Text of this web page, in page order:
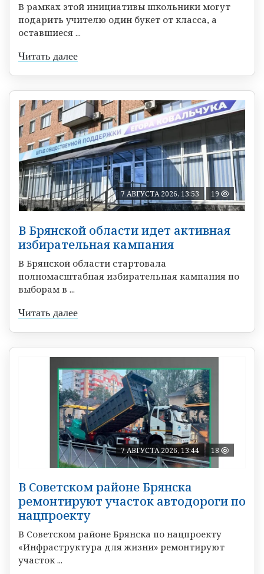
В рамках этой инициативы школьники могут
подарить учителю один букет от класса, а
оставшиеся ...
Читать далее
7 АВГУСТА 2026, 13:53 19
В Брянской области идет активная
избирательная кампания
В Брянской области стартовала
полномасштабная избирательная кампания по
выборам в ...
Читать далее
7 АВГУСТА 2026, 13:44 18
В Советском районе Брянска
ремонтируют участок автодороги по
нацпроекту
В Советском районе Брянска по нацпроекту
«Инфраструктура для жизни» ремонтируют
участок ...